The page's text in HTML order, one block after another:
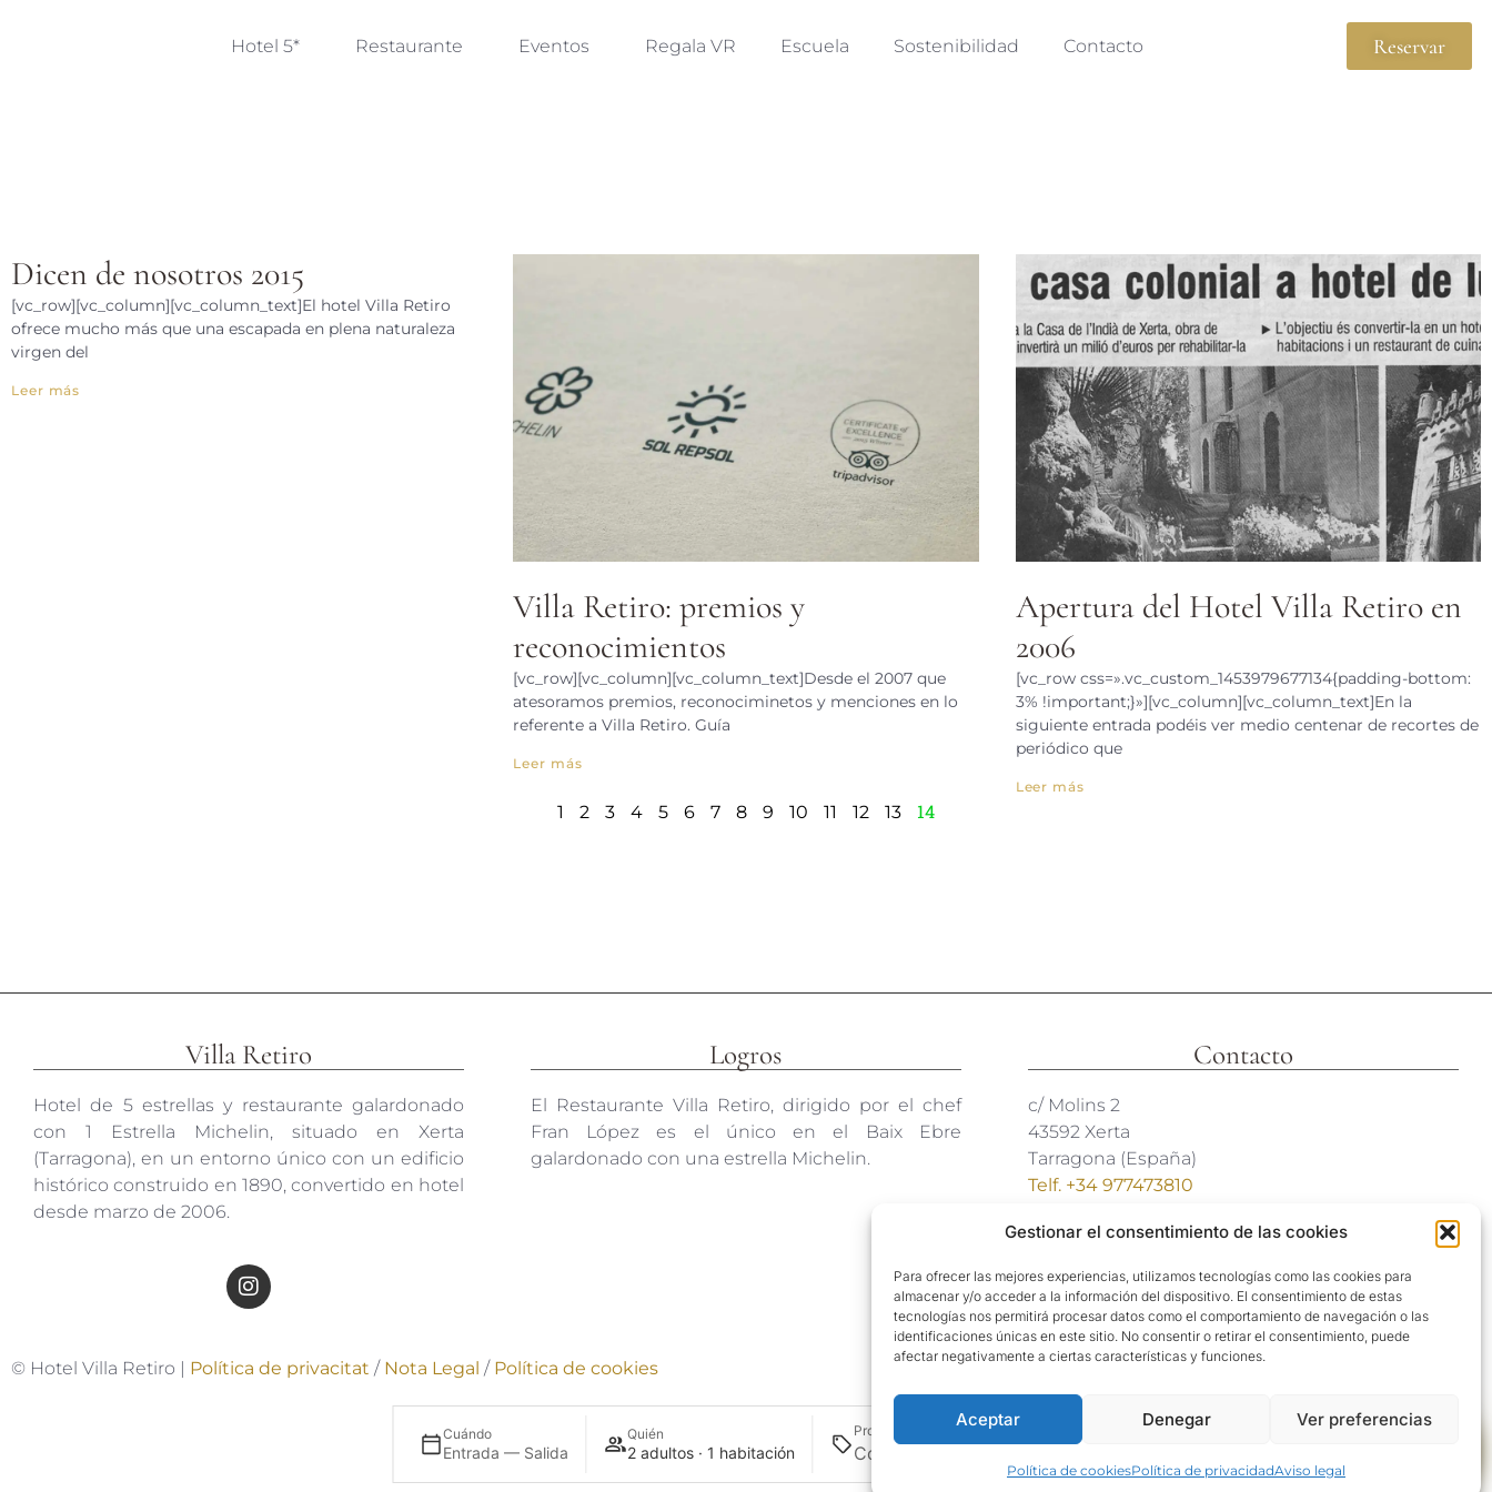
Gestionar el consentimiento de las cookies
Para ofrecer las mejores experiencias, utilizamos tecnologías como las cookies para
almacenar y/o acceder a la información del dispositivo. El consentimiento de estas
tecnologías nos permitirá procesar datos como el comportamiento de navegación o las
identificaciones únicas en este sitio. No consentir o retirar el consentimiento, puede
afectar negativamente a ciertas características y funciones.
Aceptar Denegar Ver preferencias
Política de cookiesPolítica de privacidadAviso legal
Hotel 5* Restaurante Eventos Regala VR Escuela Sostenibilidad Contacto Reservar
Dicen de nosotros 2015
[vc_row][vc_column][vc_column_text]El hotel Villa Retiro
ofrece mucho más que una escapada en plena naturaleza
virgen del
Leer más
Villa Retiro: premios y
reconocimientos
[vc_row][vc_column][vc_column_text]Desde el 2007 que
atesoramos premios, reconociminetos y menciones en lo
referente a Villa Retiro. Guía
Leer más
Apertura del Hotel Villa Retiro en
2006
[vc_row css=».vc_custom_1453979677134{padding-bottom:
3% !important;}»][vc_column][vc_column_text]En la
siguiente entrada podéis ver medio centenar de recortes de
periódico que
Leer más
1 2 3 4 5 6 7 8 9 10 11 12 13 14
Villa Retiro
Hotel de 5 estrellas y restaurante galardonado
con 1 Estrella Michelin, situado en Xerta
(Tarragona), en un entorno único con un edificio
histórico construido en 1890, convertido en hotel
desde marzo de 2006.
Logros
El Restaurante Villa Retiro, dirigido por el chef
Fran López es el único en el Baix Ebre
galardonado con una estrella Michelin.
Contacto
c/ Molins 2
43592 Xerta
Tarragona (España)
Telf. +34 977473810
Coordenadas GPS:
reservas@hotelvillaretiro.com
© Hotel Villa Retiro | Política de privacitat / Nota Legal / Política de cookies
Cuándo
Entrada — Salida
Quién
2 adultos · 1 habitación
Promoción
Buscar